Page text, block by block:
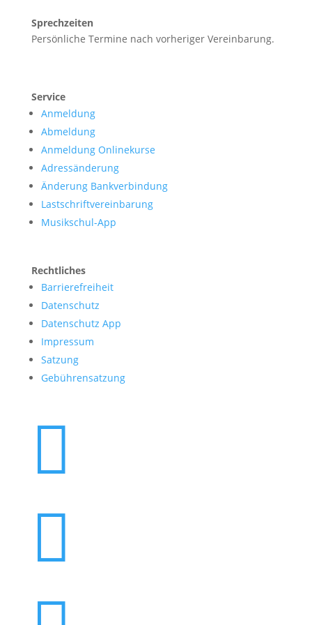
Sprechzeiten
Persönliche Termine nach vorheriger Vereinbarung.
Service
Anmeldung
Abmeldung
Anmeldung Onlinekurse
Adressänderung
Änderung Bankverbindung
Lastschriftvereinbarung
Musikschul-App
Rechtliches
Barrierefreiheit
Datenschutz
Datenschutz App
Impressum
Satzung
Gebührensatzung

